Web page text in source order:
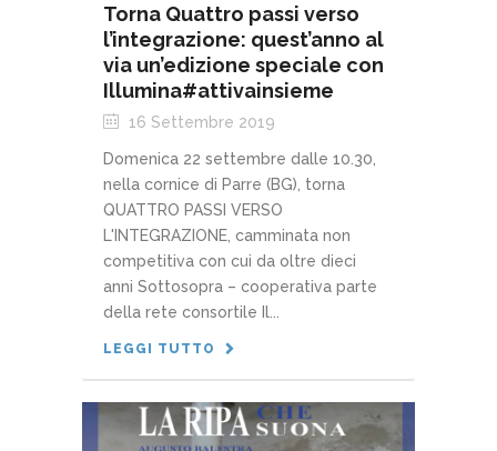
Torna Quattro passi verso
l’integrazione: quest’anno al
via un’edizione speciale con
Illumina#attivainsieme
16 Settembre 2019
Domenica 22 settembre dalle 10.30,
nella cornice di Parre (BG), torna
QUATTRO PASSI VERSO
L'INTEGRAZIONE, camminata non
competitiva con cui da oltre dieci
anni Sottosopra – cooperativa parte
della rete consortile Il...
LEGGI TUTTO